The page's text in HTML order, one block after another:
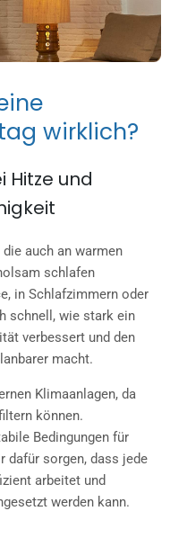
ine
ag wirklich?
Hitze und
auch an warmen
schlafen
in Schlafzimmern oder
schnell, wie stark ein
verbessert und den
macht.
Klimaanlagen, da
können.
Bedingungen für
dafür sorgen, dass jede
arbeitet und
werden kann.